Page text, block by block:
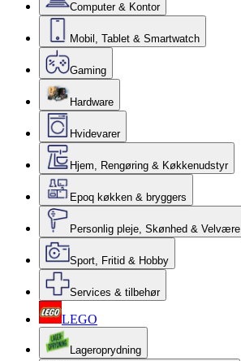
Computer & Kontor
Mobil, Tablet & Smartwatch
Gaming
Hardware
Hvidevarer
Hjem, Rengøring & Køkkenudstyr
Epoq køkken & bryggers
Personlig pleje, Skønhed & Velvære
Sport, Fritid & Hobby
Services & tilbehør
LEGO
Lageroprydning